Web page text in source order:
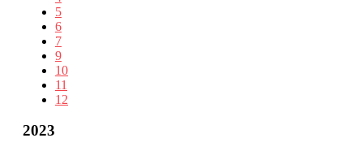
5
6
7
9
10
11
12
2023